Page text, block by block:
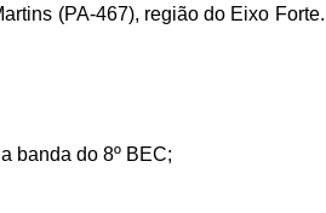
(PA-467), região do Eixo Forte.
banda do 8º BEC;